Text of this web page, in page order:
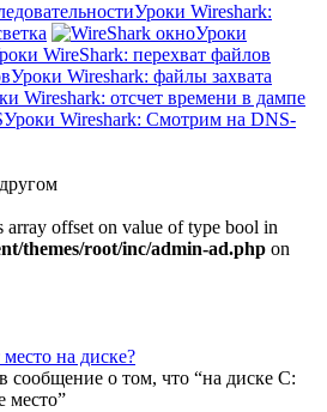
Уроки Wireshark:
Уроки
WireShark: перехват файлов
Уроки Wireshark: файлы захвата
Wireshark: отсчет времени в дампе
Уроки Wireshark: Смотрим на DNS-
array offset on value of type bool in
themes/root/inc/admin-ad.php on
на диске?
сообщение о том, что “на диске C:
место”